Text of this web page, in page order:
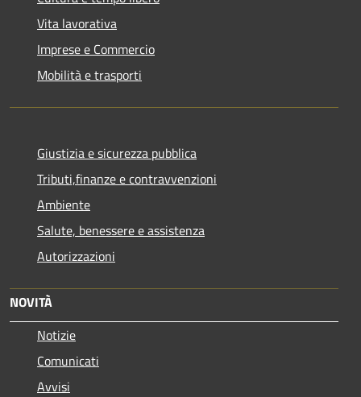
Vita lavorativa
Imprese e Commercio
Mobilità e trasporti
Giustizia e sicurezza pubblica
Tributi,finanze e contravvenzioni
Ambiente
Salute, benessere e assistenza
Autorizzazioni
NOVITÀ
Notizie
Comunicati
Avvisi